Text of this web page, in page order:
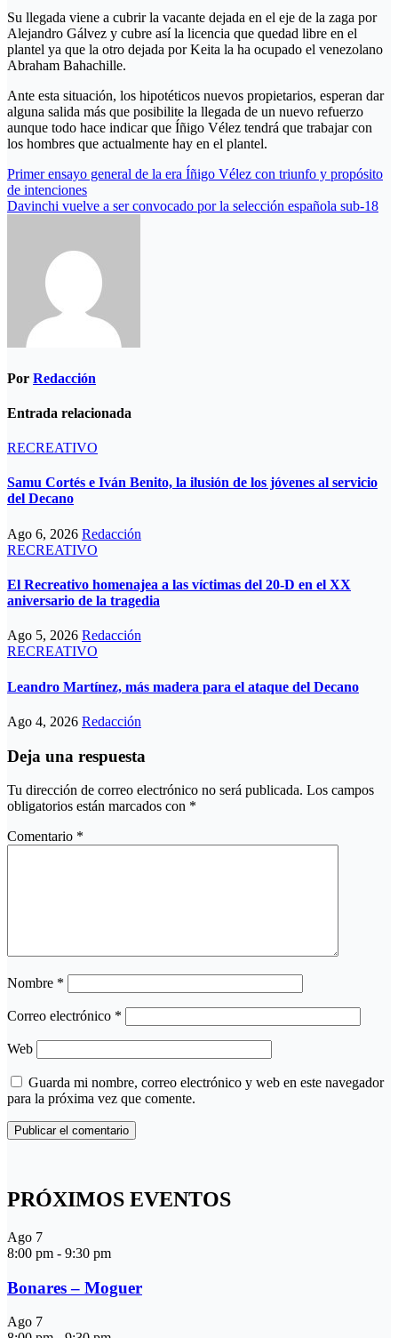
Su llegada viene a cubrir la vacante dejada en el eje de la zaga por
Alejandro Gálvez y cubre así la licencia que quedad libre en el
plantel ya que la otro dejada por Keita la ha ocupado el venezolano
Abraham Bahachille.
Ante esta situación, los hipotéticos nuevos propietarios, esperan dar
alguna salida más que posibilite la llegada de un nuevo refuerzo
aunque todo hace indicar que Íñigo Vélez tendrá que trabajar con
los hombres que actualmente hay en el plantel.
Navegación
de
Primer ensayo general de la era Íñigo Vélez con triunfo y propósito
de intenciones
Davinchi vuelve a ser convocado por la selección española sub-18
Por Redacción
Entrada relacionada
RECREATIVO
Samu Cortés e Iván Benito, la ilusión de los jóvenes al servicio
del Decano
Ago 6, 2026 Redacción
RECREATIVO
El Recreativo homenajea a las víctimas del 20-D en el XX
aniversario de la tragedia
Ago 5, 2026 Redacción
RECREATIVO
Leandro Martínez, más madera para el ataque del Decano
Ago 4, 2026 Redacción
Deja una respuesta
Tu dirección de correo electrónico no será publicada. Los campos
obligatorios están marcados con *
Comentario *
Nombre *
Correo electrónico *
Web
Guarda mi nombre, correo electrónico y web en este navegador
para la próxima vez que comente.
PRÓXIMOS EVENTOS
Ago 7
8:00 pm - 9:30 pm
Bonares – Moguer
Ago 7